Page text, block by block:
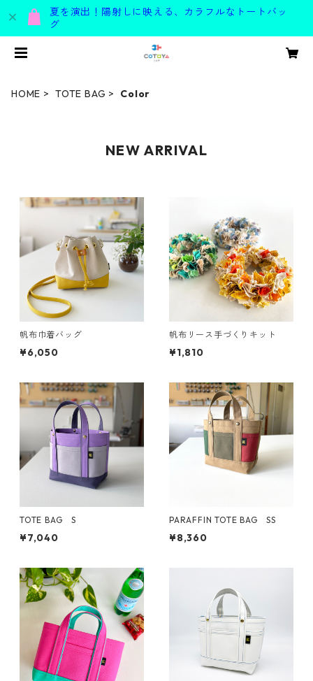
夏を演出！陽射しに映える、カラフルなトートバッ
グ
HOME TOTE BAG Color
NEW ARRIVAL
帆布巾着バッグ
¥6,050
帆布リース手づくりキット
¥1,810
TOTE BAG S
¥7,040
PARAFFIN TOTE BAG SS
¥8,360